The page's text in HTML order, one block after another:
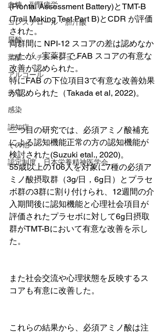
血糖・副腎疲労
コレステロール・胆汁酸
尿酸
葉酸・メチレーション
アルコール
炎症
感染
認知症
その他
認定制度 日本栄養精神医学会
(Frontal Assessment Battery)とTMT-B
(Trail Making Test Part B)とCDR が評価
された。
両群間に NPI-12 スコアの差は認めなか
ったが、実薬群で FAB スコアの有意な
改善が認められた。
特にFAB の下位項目3で有意な改善効果
が認められた（Takada et al, 2022)。
二つ目の研究では、必須アミノ酸補充
による認知機能正常の方の認知機能が
検討された(Suzuki etal., 2020)。
55歳以上の106人を対象に7種の必須ア
ミノ酸摂取群（3g/日，6g日）とプラセ
ボ群の3群に割り付けられ、12週間の介
入期間後に認知機能と心理社会項目が
評価されたプラセボに対して6g日摂取
群がTMT-Bにおいて有意な改善を示し
た。
また社会交流や心理状態を反映するス
コアも有意に改善した。
これらの結果から、必須アミノ酸は注